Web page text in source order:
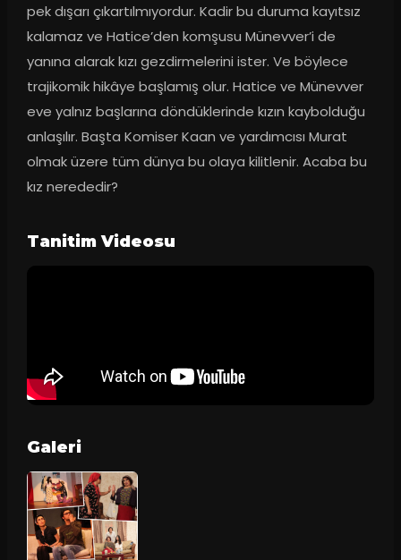
pek dışarı çıkartılmıyordur. Kadir bu duruma kayıtsız
kalamaz ve Hatice’den komşusu Münevver’i de
yanına alarak kızı gezdirmelerini ister. Ve böylece
trajikomik hikâye başlamış olur. Hatice ve Münevver
eve yalnız başlarına döndüklerinde kızın kaybolduğu
anlaşılır. Başta Komiser Kaan ve yardımcısı Murat
olmak üzere tüm dünya bu olaya kilitlenir. Acaba bu
kız nerededir?
Tanitim Videosu
Galeri